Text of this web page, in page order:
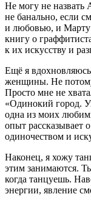
Не могу не назвать
не банально, если
и любовью, и Марту
книгу о
к их искусству и
Ещё я
женщины. Не
Просто мне не
«Одинокий город.
одна из моих
опыт рассказывает
одиночеством и
Наконец, я хожу
этим занимаются.
когда танцуешь.
энергии, явление